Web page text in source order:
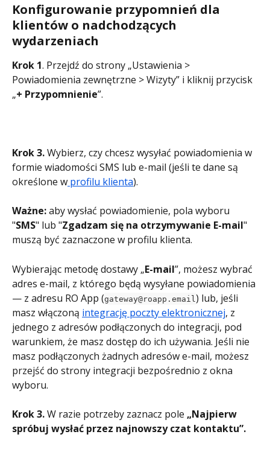
Konfigurowanie przypomnień dla
klientów o nadchodzących
wydarzeniach
Krok 1. Przejdź do strony „Ustawienia >
Powiadomienia zewnętrzne > Wizyty” i kliknij przycisk
„+ Przypomnienie”.
Krok 3. Wybierz, czy chcesz wysyłać powiadomienia w
formie wiadomości SMS lub e-mail (jeśli te dane są
określone w profilu klienta).
Ważne: aby wysłać powiadomienie, pola wyboru
"SMS" lub "Zgadzam się na otrzymywanie E-mail"
muszą być zaznaczone w profilu klienta.
Wybierając metodę dostawy „E-mail”, możesz wybrać
adres e-mail, z którego będą wysyłane powiadomienia
— z adresu RO App (gateway@roapp.email ) lub, jeśli
masz włączoną integrację poczty elektronicznej, z
jednego z adresów podłączonych do integracji, pod
warunkiem, że masz dostęp do ich używania. Jeśli nie
masz podłączonych żadnych adresów e-mail, możesz
przejść do strony integracji bezpośrednio z okna
wyboru.
Krok 3. W razie potrzeby zaznacz pole „Najpierw
spróbuj wysłać przez najnowszy czat kontaktu”.